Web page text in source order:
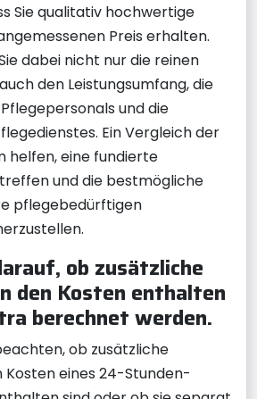
Sie qualitativ hochwertige
Preis erhalten.
dabei nicht nur die reinen
den Leistungsumfang, die
und die
Ein Vergleich der
helfen, eine fundierte
und die bestmögliche
pflegebedürftigen
ob zusätzliche
den Kosten enthalten
berechnet werden.
ob zusätzliche
Kosten eines 24-Stunden-